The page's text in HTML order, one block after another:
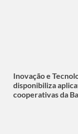
Inovação e
disponibiliza
cooperativas da